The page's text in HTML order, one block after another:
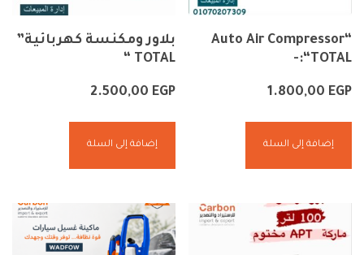
“Auto Air Compressor
“TOTAL:-
1.800,00 EGP
إضافة إلى السلة
بلاور ومكنسة كهربائية”
TOTAL “
2.500,00 EGP
إضافة إلى السلة